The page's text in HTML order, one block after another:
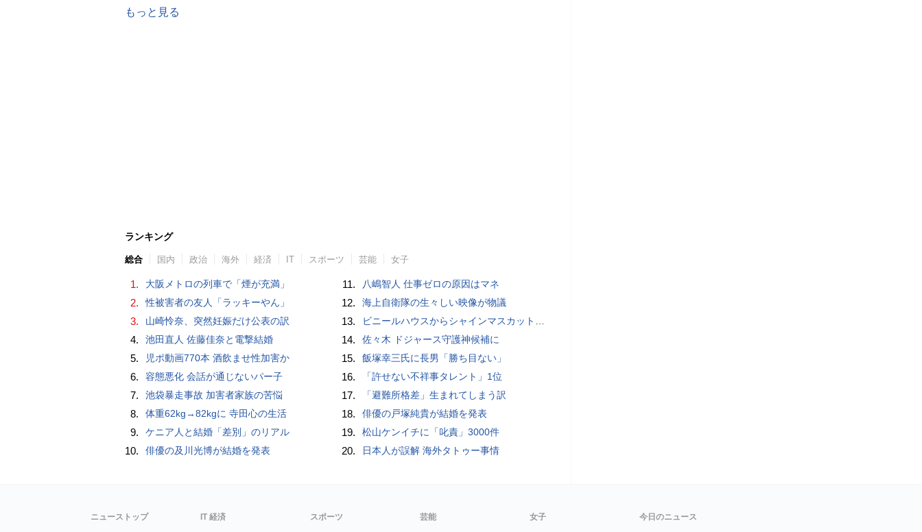
もっと見る
ランキング
総合 国内 政治 海外 経済 IT スポーツ 芸能 女子
1. 大阪メトロの列車で「煙が充満」
2. 性被害者の友人「ラッキーやん」
3. 山崎怜奈、突然妊娠だけ公表の訳
4. 池田直人 佐藤佳奈と電撃結婚
5. 児ポ動画770本 酒飲ませ性加害か
6. 容態悪化 会話が通じないパー子
7. 池袋暴走事故 加害者家族の苦悩
8. 体重62kg→82kgに 寺田心の生活
9. ケニア人と結婚「差別」のリアル
10. 俳優の及川光博が結婚を発表
11. 八嶋智人 仕事ゼロの原因はマネ
12. 海上自衛隊の生々しい映像が物議
13. ビニールハウスからシャインマスカット約200房を盗んだ疑い ネットで販売か 無職の男（42）逮捕 岡山県警
14. 佐々木 ドジャース守護神候補に
15. 飯塚幸三氏に長男「勝ち目ない」
16. 「許せない不祥事タレント」1位
17. 「避難所格差」生まれてしまう訳
18. 俳優の戸塚純貴が結婚を発表
19. 松山ケンイチに「叱責」3000件
20. 日本人が誤解 海外タトゥー事情
ニューストップ IT 経済 スポーツ 芸能 女子 今日のニュース